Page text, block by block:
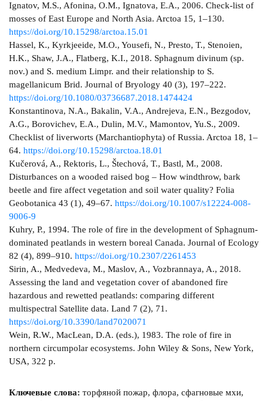
Ignatov, M.S., Afonina, O.M., Ignatova, E.A., 2006. Check-list of
mosses of East Europe and North Asia. Arctoa 15, 1–130.
https://doi.org/10.15298/arctoa.15.01
Hassel, K., Kyrkjeeide, M.O., Yousefi, N., Presto, T., Stenoien,
H.K., Shaw, J.A., Flatberg, K.I., 2018. Sphagnum divinum (sp.
nov.) and S. medium Limpr. and their relationship to S.
magellanicum Brid. Journal of Bryology 40 (3), 197–222.
https://doi.org/10.1080/03736687.2018.1474424
Konstantinova, N.A., Bakalin, V.A., Andrejeva, E.N., Bezgodov,
A.G., Borovichev, E.A., Dulin, M.V., Mamontov, Yu.S., 2009.
Checklist of liverworts (Marchantiophyta) of Russia. Arctoa 18, 1–
64. https://doi.org/10.15298/arctoa.18.01
Kučerová, A., Rektoris, L., Štechová, T., Bastl, M., 2008.
Disturbances on a wooded raised bog – How windthrow, bark
beetle and fire affect vegetation and soil water quality? Folia
Geobotanica 43 (1), 49–67. https://doi.org/10.1007/s12224-008-
9006-9
Kuhry, P., 1994. The role of fire in the development of Sphagnum-
dominated peatlands in western boreal Canada. Journal of Ecology
82 (4), 899–910. https://doi.org/10.2307/2261453
Sirin, A., Medvedeva, M., Maslov, A., Vozbrannaya, A., 2018.
Assessing the land and vegetation cover of abandoned fire
hazardous and rewetted peatlands: comparing different
multispectral Satellite data. Land 7 (2), 71.
https://doi.org/10.3390/land7020071
Wein, R.W., MacLean, D.A. (eds.), 1983. The role of fire in
northern circumpolar ecosystems. John Wiley & Sons, New York,
USA, 322 p.
Ключевые слова: торфяной пожар, флора, сфагновые мхи,